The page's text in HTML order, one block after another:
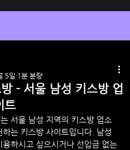
- 서울 남성 키스방 업
트
5일 1분 분량
서울 남성 지역의 키스방 업소
는 키스방 사이트입니다. 남성
용하시고 싶으시거나 선입금 없는